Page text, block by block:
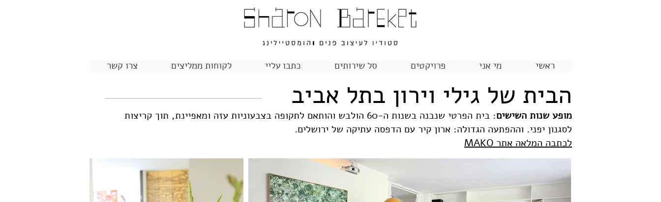
ראשי מי אני פרויקטים סל שירותים כתבו עליי לקוחות ממליצים צרו קשר
הבית של גילי וירון בתל אביב
מופע שנות השישים
: בית הפרטי שנבנה בשנות ה-60 הולבש והותאם לתקופה בצבעוניות עזה ומאפיינת, תוך קריצות
לסגנון יפני. וההפתעה הגדולה: ארון קיר עם הדפסה עתיקה של ירושלים.
לכתבה המלאה אתר MAKO